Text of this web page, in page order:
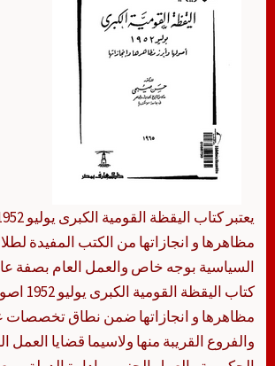
مظاهرها و انجازاتها من الكتب المفيدة
السياسية بوجه خاص والعمل العام بصفة
كتاب اليقظة
مظاهرها و انجازاتها ضمن نطاق تخصصات
والفروع القريبة منها ولاسيما قضايا العمل